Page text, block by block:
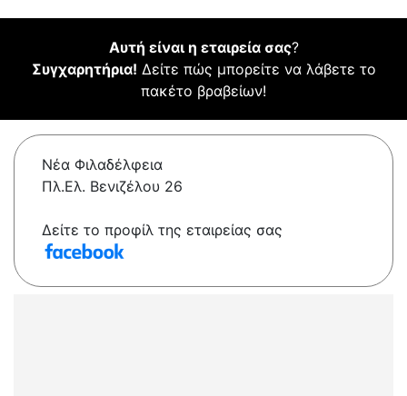
Αυτή είναι η εταιρεία σας?
Συγχαρητήρια! Δείτε πώς μπορείτε να λάβετε το
πακέτο βραβείων!
Νέα Φιλαδέλφεια
Πλ.Ελ. Βενιζέλου 26
Δείτε το προφίλ της εταιρείας σας